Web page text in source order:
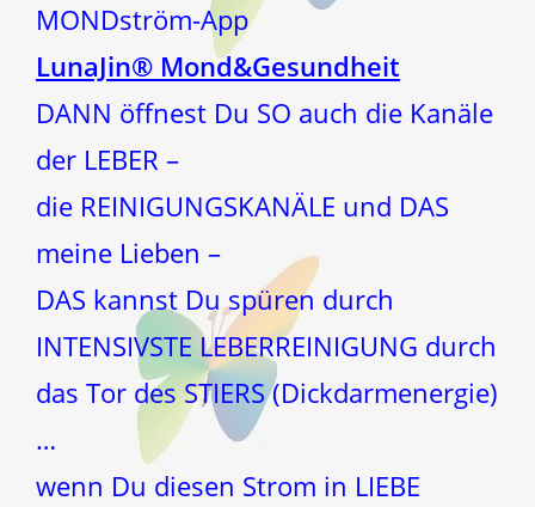
MONDström-App
LunaJin® Mond&Gesundheit
DANN öffnest Du SO auch die Kanäle
der LEBER –
die REINIGUNGSKANÄLE und DAS
meine Lieben –
DAS kannst Du spüren durch
INTENSIVSTE LEBERREINIGUNG durch
das Tor des STIERS (Dickdarmenergie)
…
wenn Du diesen Strom in LIEBE